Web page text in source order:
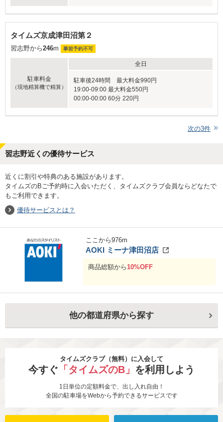
タイムズ京成津田沼第２
習志野から246m 事前予約不可
駐車料金
（現地精算機で精算）
全日
駐車後24時間 最大料金990円
19:00-09:00 最大料金550円
00:00-00:00 60分 220円
次の3件
習志野近くの優待サービス
近くに割引や特典のある施設があります。
タイムズのBご予約時に入会いただく、タイムズクラブ会員ならどなたで
もご利用できます。
優待サービスとは？
ここから976m
AOKI ミーナ津田沼店
商品総額から10%OFF
他の都道府県から探す
タイムズクラブ（無料）に入会して
今すぐ 「タイムズのB」 を利用しよう
1日単位の定額料金で、出し入れ自由！
全国の駐車場をWebから予約できるサービスです